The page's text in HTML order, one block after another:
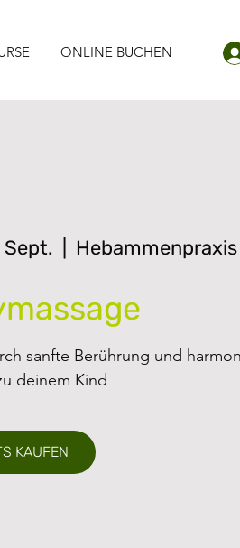
ONLINE BUCHEN
Sept.
sanfte Berührung und
deinem Kind
KAUFEN